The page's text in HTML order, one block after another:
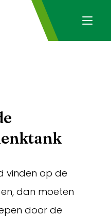
vinden op de
dan moeten
door de